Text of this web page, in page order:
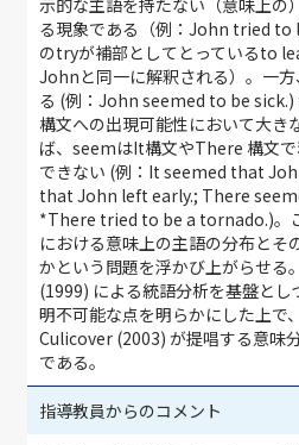
示的な主語を持たない（意味上の
る現象である（例：John tried to
のtryが補部としてとっているto
Johnと同一に解釈される）。一
る (例：John seemed to be
構文への出現可能性において大き
ば、seemはIt構文やThere 構文
できない (例：It seemed that
that John left early.; There
*There tried to be a tornado.)。
における意味上の主語の分布とそ
かという問題を浮かび上がらせ
(1999) による統語分析を基盤と
明不可能な点を明らかにした上で
Culicover (2003) が提唱する意味
である。
指導教員からのコメント